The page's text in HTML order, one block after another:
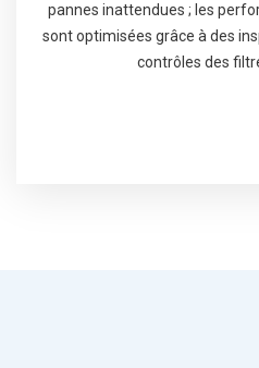
pannes inattendues ; les
sont optimisées grâce à des
contrôles des